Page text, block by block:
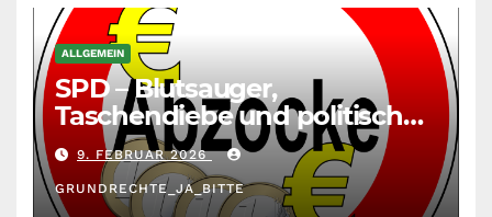
ALLGEMEIN
SPD – Blutsauger,
Taschendiebe und politisch
unberechenbar
9. FEBRUAR 2026
GRUNDRECHTE_JA_BITTE